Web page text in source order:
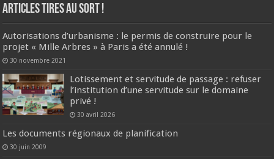
ARTICLES TIRES AU SORT !
Autorisations d’urbanisme : le permis de construire pour le
projet « Mille Arbres » à Paris a été annulé !
30 novembre 2021
Lotissement et servitude de passage : refuser
l’institution d’une servitude sur le domaine
privé !
30 avril 2026
Les documents régionaux de planification
30 juin 2009